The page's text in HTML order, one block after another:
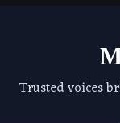
Trusted voices